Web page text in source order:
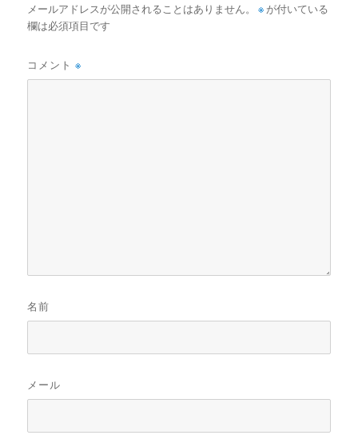
メールアドレスが公開されることはありません。 ※が付いている
欄は必須項目です
コメント※
名前
メール